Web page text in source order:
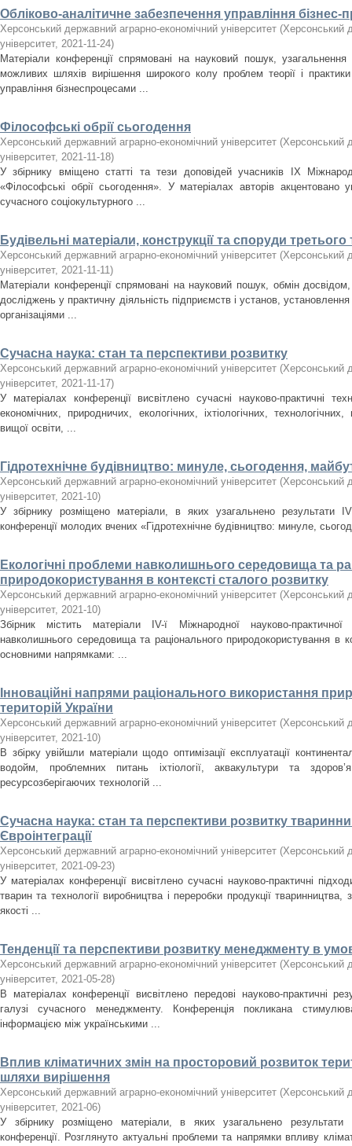
Обліково-аналітичне забезпечення управління
Херсонський державний аграрно-економічний університет (Херсонський
університет, 2021-11-24)
Матеріали конференції спрямовані на науковий пошук,
можливих шляхів вирішення широкого колу проблем теорії і практики
управління бізнеспроцесами ...
Філософські обрії сьогодення
Херсонський державний аграрно-економічний університет (Херсонський
університет, 2021-11-18)
У збірнику вміщено статті та тези доповідей учасників ІХ
«Філософські обрії сьогодення». У матеріалах авторів
сучасного соціокультурного ...
Будівельні матеріали, конструкції та споруди третього
Херсонський державний аграрно-економічний університет (Херсонський
університет, 2021-11-11)
Матеріали конференції спрямовані на науковий пошук, обмін
досліджень у практичну діяльність підприємств і установ, установлення
організаціями ...
Сучасна наука: стан та перспективи розвитку
Херсонський державний аграрно-економічний університет (Херсонський
університет, 2021-11-17)
У матеріалах конференції висвітлено сучасні науково-практичні
економічних, природничих, екологічних, іхтіологічних,
вищої освіти, ...
Гідротехнічне будівництво: минуле, сьогодення,
Херсонський державний аграрно-економічний університет (Херсонський
університет, 2021-10)
У збірнику розміщено матеріали, в яких узагальнено результати ІV
конференції молодих вчених «Гідротехнічне будівництво: минуле,
Екологічні проблеми навколишнього середовища та
природокористування в контексті сталого розвитку
Херсонський державний аграрно-економічний університет (Херсонський
університет, 2021-10)
Збірник містить матеріали ІV-ї Міжнародної науково-практичної
навколишнього середовища та раціонального природокористування в
основними напрямками: ...
Інноваційні напрями раціонального використання
територій України
Херсонський державний аграрно-економічний університет (Херсонський
університет, 2021-10)
В збірку увійшли матеріали щодо оптимізації експлуатації
водойм, проблемних питань іхтіології, аквакультури та
ресурсозберігаючих технологій ...
Сучасна наука: стан та перспективи розвитку
Євроінтеграції
Херсонський державний аграрно-економічний університет (Херсонський
університет, 2021-09-23)
У матеріалах конференції висвітлено сучасні науково-практичні
тварин та технології виробництва і переробки продукції
якості ...
Тенденції та перспективи розвитку менеджменту в
Херсонський державний аграрно-економічний університет (Херсонський
університет, 2021-05-28)
В матеріалах конференції висвітлено передові науково-практичні
галузі сучасного менеджменту. Конференція покликана
інформацією між українськими ...
Вплив кліматичних змін на просторовий розвиток
шляхи вирішення
Херсонський державний аграрно-економічний університет (Херсонський
університет, 2021-06)
У збірнику розміщено матеріали, в яких узагальнено результати
конференції. Розглянуто актуальні проблеми та напрямки впливу